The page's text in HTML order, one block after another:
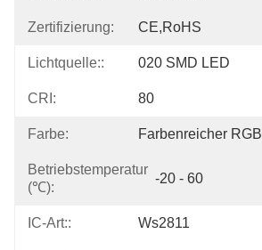
Zertifizierung: CE,RoHS
Lichtquelle:: 020 SMD LED
CRI: 80
Farbe: Farbenreicher RGB
Betriebstemperatur
(℃):
-20 - 60
IC-Art:: Ws2811